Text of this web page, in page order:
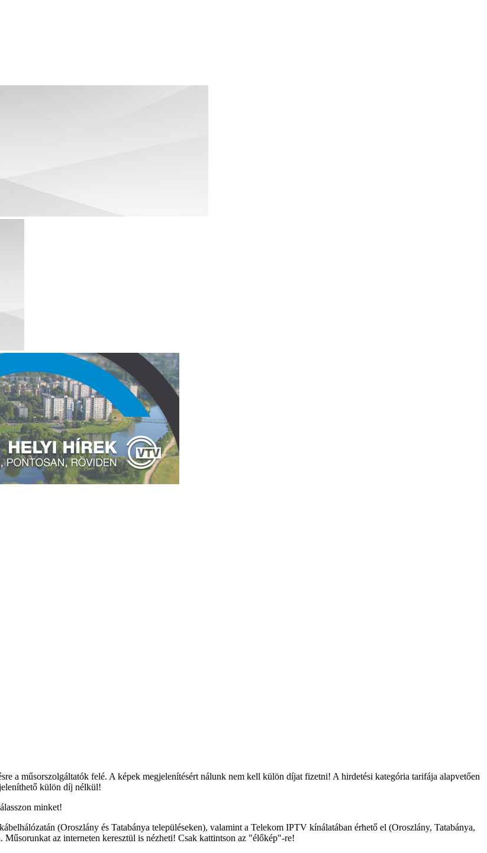
a műsorszolgáltatók felé. A képek megjelenítésért nálunk nem kell külön díjat fizetni! A hirdetési kategória tarifája alapvetően
külön díj nélkül!
minket!
(Oroszlány és Tatabánya településeken), valamint a Telekom IPTV kínálatában érhető el (Oroszlány, Tatabánya,
az interneten keresztül is nézheti! Csak kattintson az "élőkép"-re!